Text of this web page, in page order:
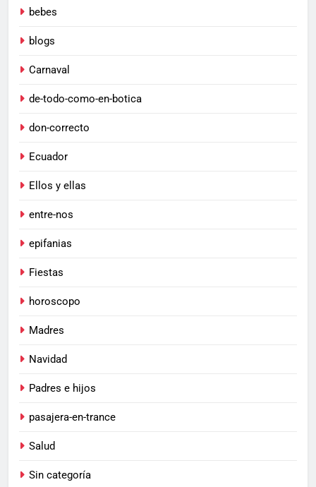
bebes
blogs
Carnaval
de-todo-como-en-botica
don-correcto
Ecuador
Ellos y ellas
entre-nos
epifanias
Fiestas
horoscopo
Madres
Navidad
Padres e hijos
pasajera-en-trance
Salud
Sin categoría